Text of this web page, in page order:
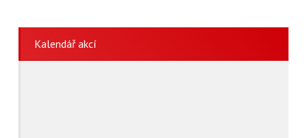
Kalendář akcí